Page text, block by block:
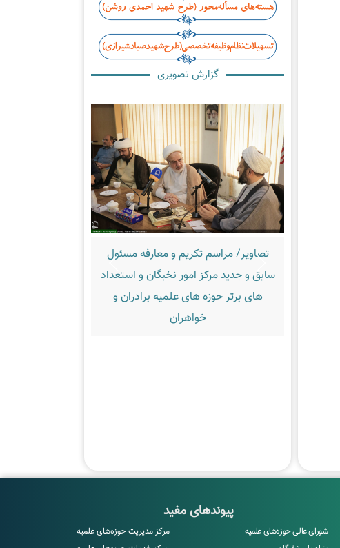
گزارش تصویری
تصاویر/ مراسم تکریم و معارفه مسئول
سابق و جدید مرکز امور نخبگان و استعداد
های برتر حوزه های علمیه برادران و
خواهران
پیوندهای مفید
شورای عالی حوزه‌های علمیه
مرکز مدیریت حوزه‌های علمیه